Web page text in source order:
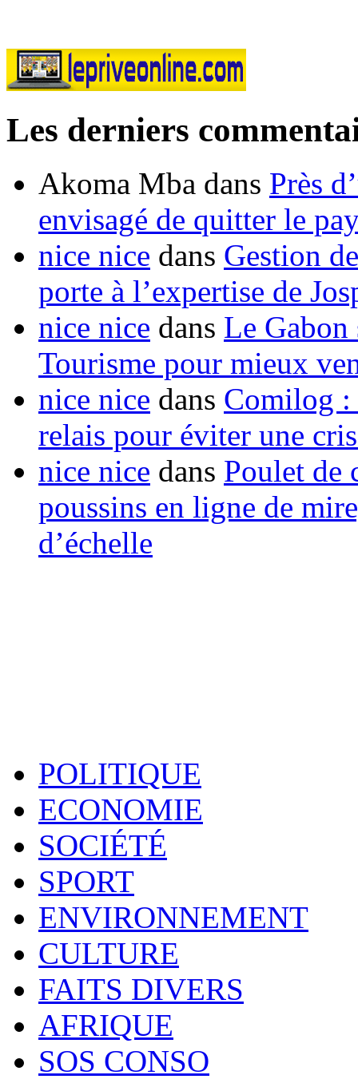
Les derniers
Akoma Mba dans Près
envisagé de quitter le
nice nice dans Gestion
porte à l’expertise de
nice nice dans Le Gabon
Tourisme pour mieux
nice nice dans Comilog :
relais pour éviter une
nice nice dans Poulet de
poussins en ligne de
d’échelle
POLITIQUE
ECONOMIE
SOCIÉTÉ
SPORT
ENVIRONNEMENT
CULTURE
FAITS DIVERS
AFRIQUE
SOS CONSO